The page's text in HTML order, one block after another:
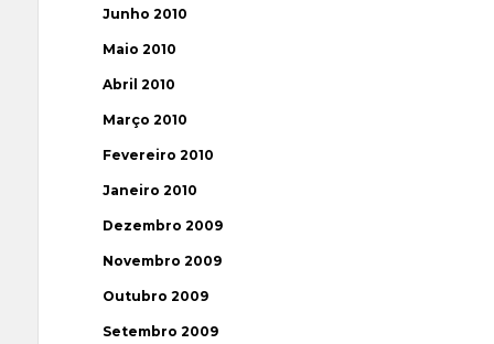
Junho 2010
Maio 2010
Abril 2010
Março 2010
Fevereiro 2010
Janeiro 2010
Dezembro 2009
Novembro 2009
Outubro 2009
Setembro 2009